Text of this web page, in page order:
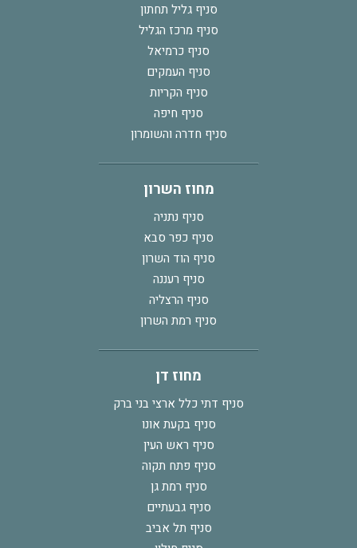
סניף גליל תחתון
סניף מרכז הגליל
סניף כרמיאל
סניף העמקים
סניף הקריות
סניף חיפה
סניף חדרה והשומרון
מחוז השרון
סניף נתניה
סניף כפר סבא
סניף הוד השרון
סניף רעננה
סניף הרצליה
סניף רמת השרון
מחוז דן
סניף דתי כלל ארצי בני ברק
סניף בקעת אונו
סניף ראש העין
סניף פתח תקוה
סניף רמת גן
סניף גבעתיים
סניף תל אביב